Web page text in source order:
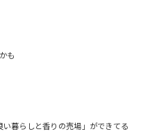
も
い暮らしと香りの売場」ができてる